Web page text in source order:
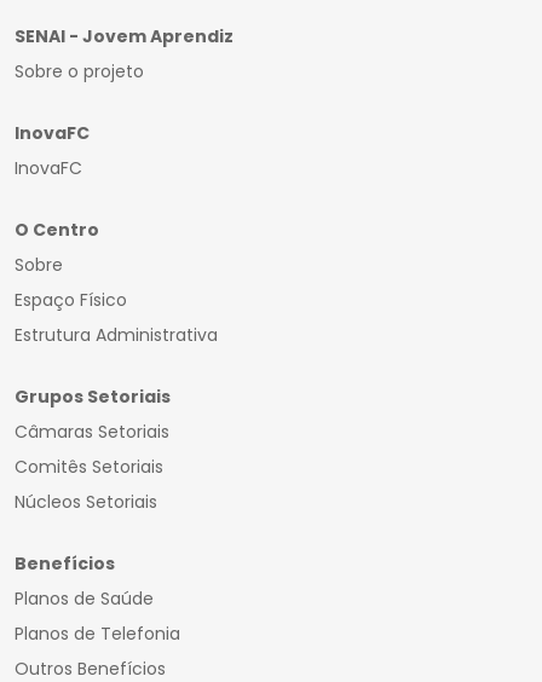
SENAI - Jovem Aprendiz
Sobre o projeto
InovaFC
InovaFC
O Centro
Sobre
Espaço Físico
Estrutura Administrativa
Grupos Setoriais
Câmaras Setoriais
Comitês Setoriais
Núcleos Setoriais
Benefícios
Planos de Saúde
Planos de Telefonia
Outros Benefícios